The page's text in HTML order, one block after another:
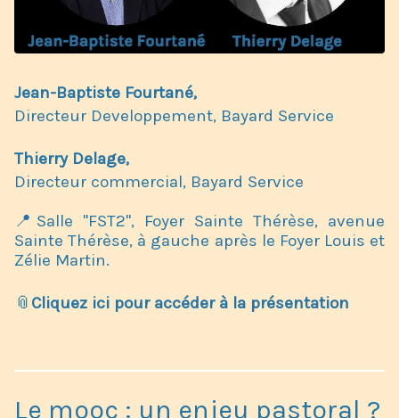
Jean-Baptiste Fourtané,
Directeur Developpement, Bayard Service
Thierry Delage,
Directeur commercial, Bayard Service
📍Salle "FST2", Foyer Sainte Thérèse, avenue
Sainte Thérèse, à gauche après le Foyer Louis et
Zélie Martin.
📎 Cliquez ici pour accéder à la présentation
Le mooc : un enjeu pastoral ?